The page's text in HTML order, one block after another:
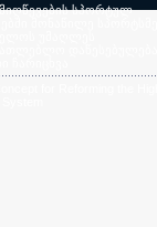
სპორტულ